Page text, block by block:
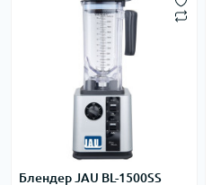
Блендер JAU BL-1500SS